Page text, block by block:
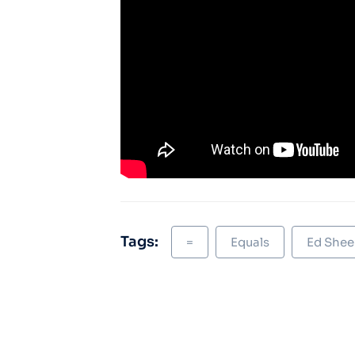
Tags: = Equals Ed